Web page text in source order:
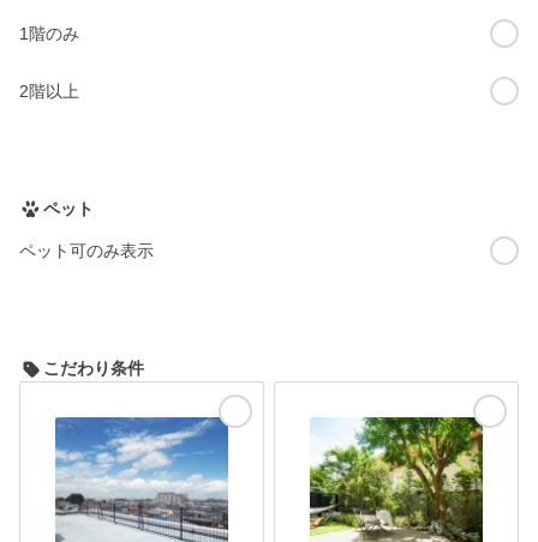
1階のみ
2階以上
ペット
ペット可のみ表示
こだわり条件